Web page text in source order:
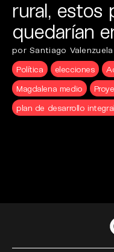
rural, estos
quedarían
por Santiago Valenzuela
Política
elecciones
Magdalena medio
plan de desarrollo